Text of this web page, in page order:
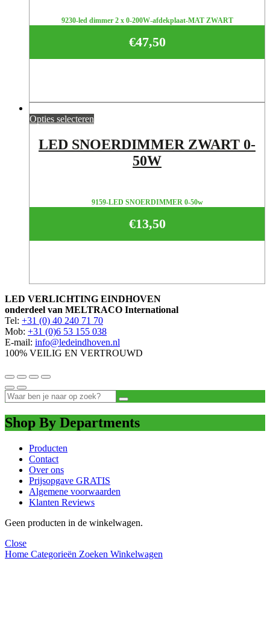
9230-led dimmer 2 x 0-200W-afdekplaat-MAT ZWART
€47,50
Opties selecteren
LED SNOERDIMMER ZWART 0-
50W
9159-LED SNOERDIMMER 0-50w
€13,50
LED VERLICHTING EINDHOVEN
onderdeel van MELTRACO International
Tel: +31 (0) 40 240 71 70
Mob: +31 (0)6 53 155 038
E-mail: info@ledeindhoven.nl
100% VEILIG EN VERTROUWD
Shop By Departments
Producten
Contact
Over ons
Prijsopgave GRATIS
Algemene voorwaarden
Klanten Reviews
Geen producten in de winkelwagen.
Close
Home Categorieën Zoeken Winkelwagen